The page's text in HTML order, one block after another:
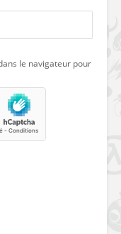
le navigateur pour